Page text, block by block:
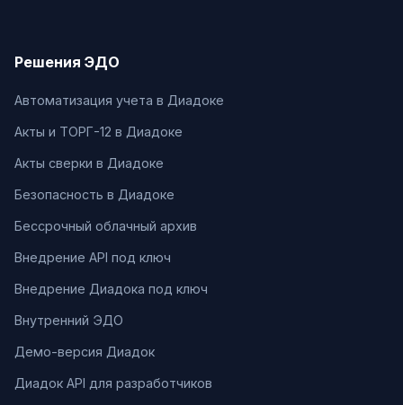
Решения ЭДО
Автоматизация учета в Диадоке
Акты и ТОРГ-12 в Диадоке
Акты сверки в Диадоке
Безопасность в Диадоке
Бессрочный облачный архив
Внедрение API под ключ
Внедрение Диадока под ключ
Внутренний ЭДО
Демо-версия Диадок
Диадок API для разработчиков